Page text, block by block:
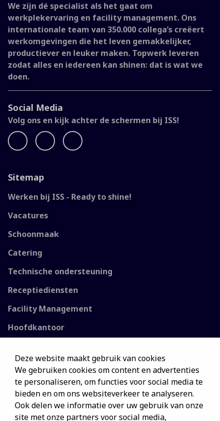
Deze website maakt gebruik van cookies
We gebruiken cookies om content en advertenties
te personaliseren, om functies voor social media te
bieden en om ons websiteverkeer te analyseren.
Ook delen we informatie over uw gebruik van onze
site met onze partners voor social media,
We zijn dé specialist als het gaat om
werkplekervaring en facility management. Ons
internationale team van 350.000 collega’s creëert
werkomgevingen die het leven gemakkelijker,
productiever en leuker maken. Topwerk leveren
zodat alles en iedereen kan shinen: dat is wat we
doen.
Social Media
Volg ons en kijk achter de schermen bij ISS!
Sitemap
Werken bij ISS - Ready to shine!
Vacatures
Schoonmaak
Catering
Technische ondersteuning
Receptiediensten
Facility Management
Hoofdkantoor
Vestigingen
Hoofdkantoor
ISS Facility Services NV
Everest Office Park
Leuvensesteenweg 248C